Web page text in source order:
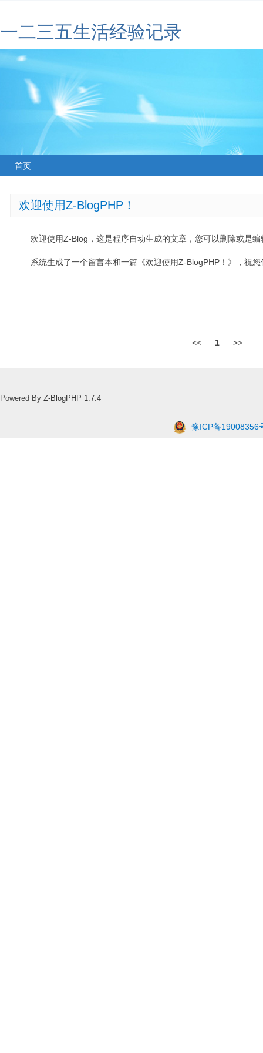
一二三五生活经验记录
首页
欢迎使用Z-BlogPHP！
欢迎使用Z-Blog，这是程序自动生成的文章，您可以删除或是编
系统生成了一个留言本和一篇《欢迎使用Z-BlogPHP！》，祝
<< 1 >>
Powered By Z-BlogPHP 1.7.4
豫ICP备19008356